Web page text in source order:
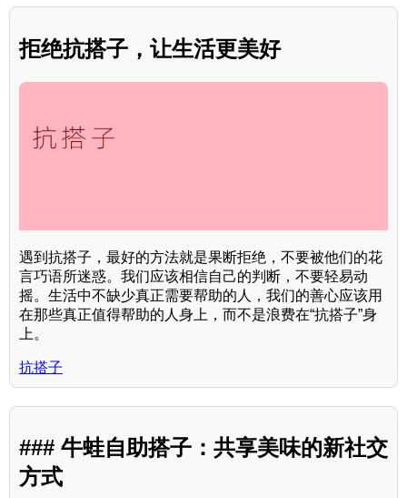
拒绝抗搭子，让生活更美好
遇到抗搭子，最好的方法就是果断拒绝，不要被他们的花
言巧语所迷惑。我们应该相信自己的判断，不要轻易动
摇。生活中不缺少真正需要帮助的人，我们的善心应该用
在那些真正值得帮助的人身上，而不是浪费在“抗搭子”身
上。
抗搭子
### 牛蛙自助搭子：共享美味的新社交
方式